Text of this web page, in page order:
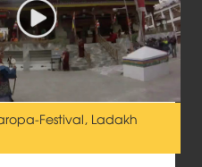
Festival, Ladakh